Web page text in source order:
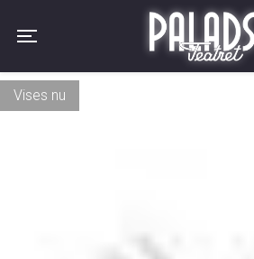
Toggle navigation
Palads Teatret
Vises nu